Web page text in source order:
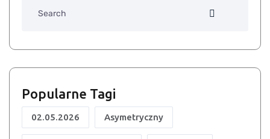
Popularne Tagi
02.05.2026 Asymetryczny